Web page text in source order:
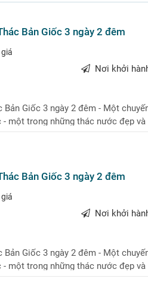
Bản Giốc 3 ngày 2 đêm
Nơi khởi
Bản Giốc 3 ngày 2 đêm - Một
một trong những thác nước đẹp
Bản Giốc 3 ngày 2 đêm
Nơi khởi
Bản Giốc 3 ngày 2 đêm - Một
một trong những thác nước đẹp